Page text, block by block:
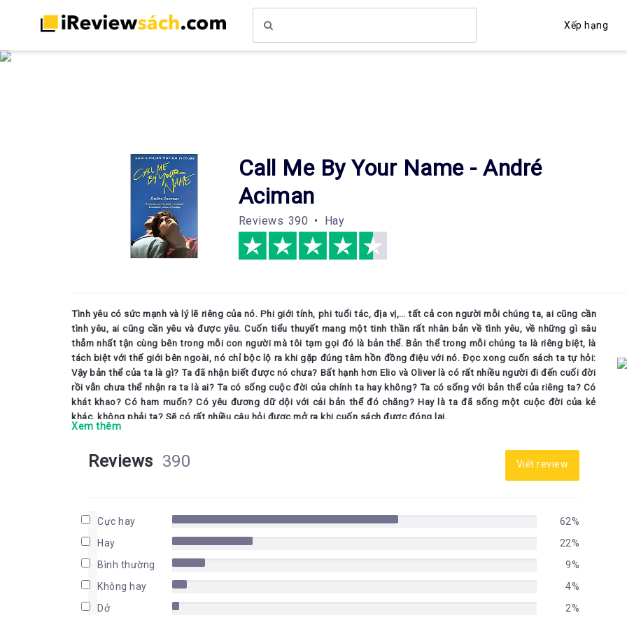
Xếp hạng
Call Me By Your Name - André
Aciman
Reviews 390 • Hay
Tình yêu có sức mạnh và lý lẽ riêng của nó. Phi giới tính, phi tuổi tác, địa vị,… tất cả con người mỗi chúng ta, ai cũng cần
tình yêu, ai cũng cần yêu và được yêu. Cuốn tiểu thuyết mang một tinh thần rất nhân bản về tình yêu, về những gì sâu
thẳm nhất tận cùng bên trong mỗi con người mà tôi tạm gọi đó là bản thể. Bản thể trong mỗi chúng ta là riêng biệt, là
tách biệt với thế giới bên ngoài, nó chỉ bộc lộ ra khi gặp đúng tâm hồn đồng điệu với nó. Đọc xong cuốn sách ta tự hỏi:
Vậy bản thể của ta là gì? Ta đã nhận biết được nó chưa? Bất hạnh hơn Elio và Oliver là có rất nhiều người đi đến cuối đời
rồi vẫn chưa thể nhận ra ta là ai? Ta có sống cuộc đời của chính ta hay không? Ta có sống với bản thể của riêng ta? Có
khát khao? Có ham muốn? Có yêu đương dữ dội với cái bản thể đó chăng? Hay là ta đã sống một cuộc đời của kẻ
khác, không phải ta? Sẽ có rất nhiều câu hỏi được mở ra khi cuốn sách được đóng lại.
thể đặt tiêu đề là gì nhỉ? Một chuyện tình đẹp chăng? Vì chưa một cuốn sách nào ngay từ những chương đầu tiên đã
mang lại cho người đọc nhiều tiếng cười như thế, trước câu chuyện tình yêu vô cùng ngây ngô và đáng yêu quá chừng!
Hay có thể là một câu chuyện tình buồn? Vì cũng chưa một cuốn sách nào mà khiến tôi mất hai giờ đồng hồ để chỉ đọc
câu từ cuối này được đọc lên, tôi biết mình đã khóc!
“Anh giống em”, anh nói.”Anh nhớ tất cả mọi thứ.”
Tôi dừng lại một giây. Nếu anh nhớ tất cả mọi thứ, tôi muốn nói, và anh thực sự giống em, thì trước khi anh rời đi
vào ngày mai, hay khi anh vừa đóng cửa chiếc taxi, vừa nói xong lời từ biệt với mọi người khác và chẳng còn gì để
nói nữa trên đời này, khi ấy, chỉ một lần này thôi, quay nhìn em, dù chỉ là vui đùa, hoặc là thoáng nghĩ lại, những điều
này có ý nghĩa biết bao với em khi ta từng bên nhau, và như ngày xưa, hãy nhìn thẳng vào mắt em, để em ngắm anh,
Xem thêm
Reviews 390 Viết review
Cực hay
62%
Hay
22%
Bình thường
9%
Không hay
4%
Dở
2%